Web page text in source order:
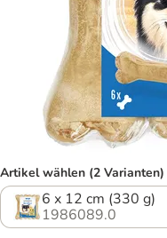
Artikel wählen (2 Varianten)
6 x 12 cm (330 g)
1986089.0